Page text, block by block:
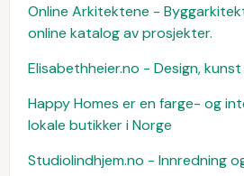
Online Arkitektene -
online katalog av prosjekter.
Elisabethheier.no - Design,
Happy Homes er en farge- og
lokale butikker i Norge
Studiolindhjem.no - Innredning